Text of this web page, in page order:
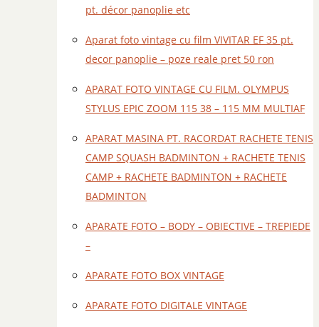
pt. décor panoplie etc
Aparat foto vintage cu film VIVITAR EF 35 pt.
decor panoplie – poze reale pret 50 ron
APARAT FOTO VINTAGE CU FILM. OLYMPUS
STYLUS EPIC ZOOM 115 38 – 115 MM MULTIAF
APARAT MASINA PT. RACORDAT RACHETE TENIS
CAMP SQUASH BADMINTON + RACHETE TENIS
CAMP + RACHETE BADMINTON + RACHETE
BADMINTON
APARATE FOTO – BODY – OBIECTIVE – TREPIEDE
–
APARATE FOTO BOX VINTAGE
APARATE FOTO DIGITALE VINTAGE